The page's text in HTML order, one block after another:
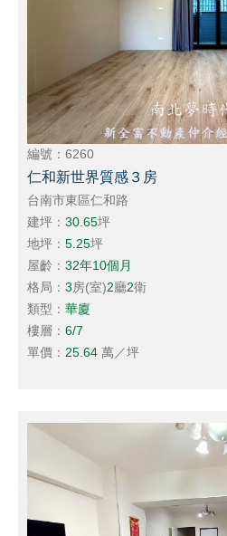
編號：6260
仁和新世界質感３房
台南市東區仁和路
建坪：30.65坪
地坪：5.25坪
屋齡：32年10個月
格局：3房(室)2廳2衛
類型：華廈
樓層：6/7
單價： 25.64 萬／坪